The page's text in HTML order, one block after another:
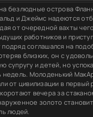
безлюдные острова
и Джеймс надеются
от очередной вахты
работников и
соглашался на
близких, он с
супругу и детей, но
недель. Молоденький
от цивилизации в первый
вечера за
золото
людей.